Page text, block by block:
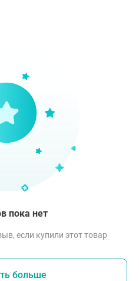
пока нет
если купили этот товар
больше